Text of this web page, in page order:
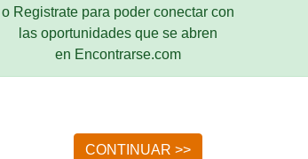
o Registrate para poder conectar con
las oportunidades que se abren
en Encontrarse.com
CONTINUAR >>